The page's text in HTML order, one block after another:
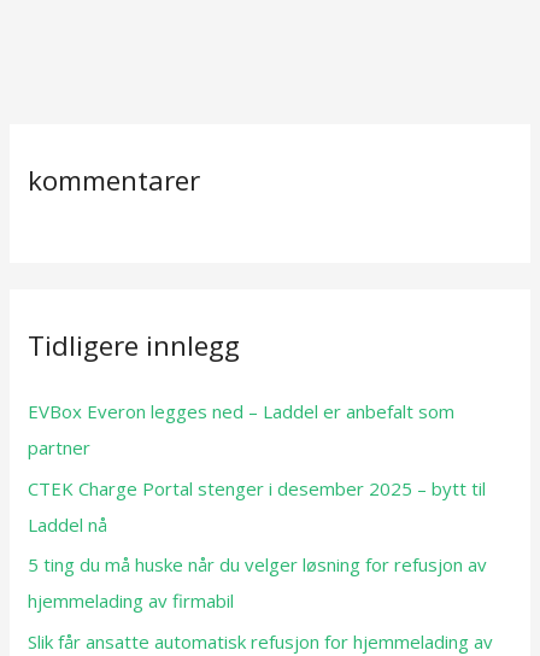
kommentarer
Tidligere innlegg
EVBox Everon legges ned – Laddel er anbefalt som
partner
CTEK Charge Portal stenger i desember 2025 – bytt til
Laddel nå
5 ting du må huske når du velger løsning for refusjon av
hjemmelading av firmabil
Slik får ansatte automatisk refusjon for hjemmelading av